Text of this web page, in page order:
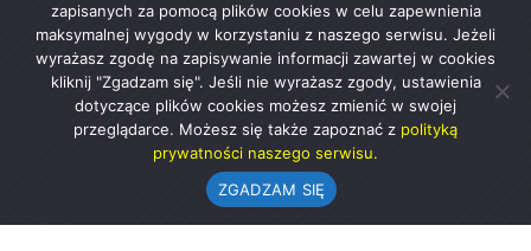
zapisanych za pomocą plików cookies w celu zapewnienia
maksymalnej wygody w korzystaniu z naszego serwisu. Jeżeli
wyrażasz zgodę na zapisywanie informacji zawartej w cookies
kliknij "Zgadzam się". Jeśli nie wyrażasz zgody, ustawienia
dotyczące plików cookies możesz zmienić w swojej
przeglądarce. Możesz się także zapoznać z polityką
prywatności naszego serwisu.
ZGADZAM SIĘ